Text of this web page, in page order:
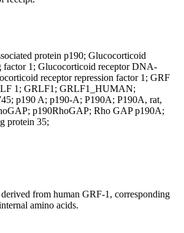
protein p190; Glucocorticoid
1; Glucocorticoid receptor DNA-
receptor repression factor 1; GRF
1; GRLF1; GRLF1_HUMAN;
p190 A; p190-A; P190A; P190A, rat,
p190RhoGAP; Rho GAP p190A;
protein 35;
from human GRF-1, corresponding
amino acids.